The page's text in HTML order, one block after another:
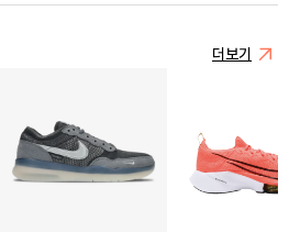
더보기